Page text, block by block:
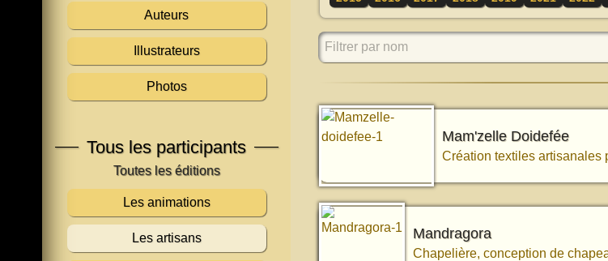
Auteurs
Illustrateurs
Photos
Tous les participants
Les animations
Les artisans
Filtrer par nom
Mam'zelle Doidefée
Création textiles artisanales
Mandragora
Chapelière, conception de